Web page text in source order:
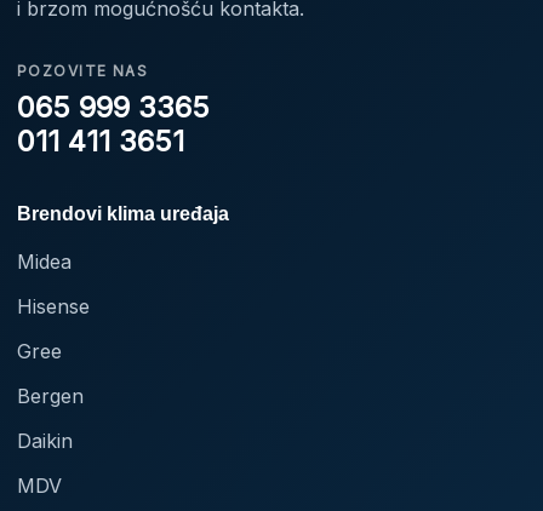
i brzom mogućnošću kontakta.
POZOVITE NAS
065 999 3365
011 411 3651
Brendovi klima uređaja
Midea
Hisense
Gree
Bergen
Daikin
MDV